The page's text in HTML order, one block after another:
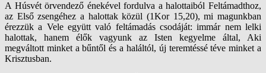
A Húsvét örvendező énekével fordulva a halottaiból Feltámadthoz,
az Első zsengéhez a halottak közül (1Kor 15,20), mi magunkban
érezzük a Vele együtt való feltámadás csodáját: immár nem lelki
halottak, hanem élők vagyunk az Isten kegyelme által, Aki
megváltott minket a bűntől és a haláltól, új teremtéssé téve minket a
Krisztusban.